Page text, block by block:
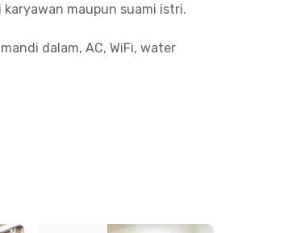
maupun suami istri.
dalam, AC, WiFi, water
dan pembersihan kamar sudah
unit Rukita juga dilengkapi